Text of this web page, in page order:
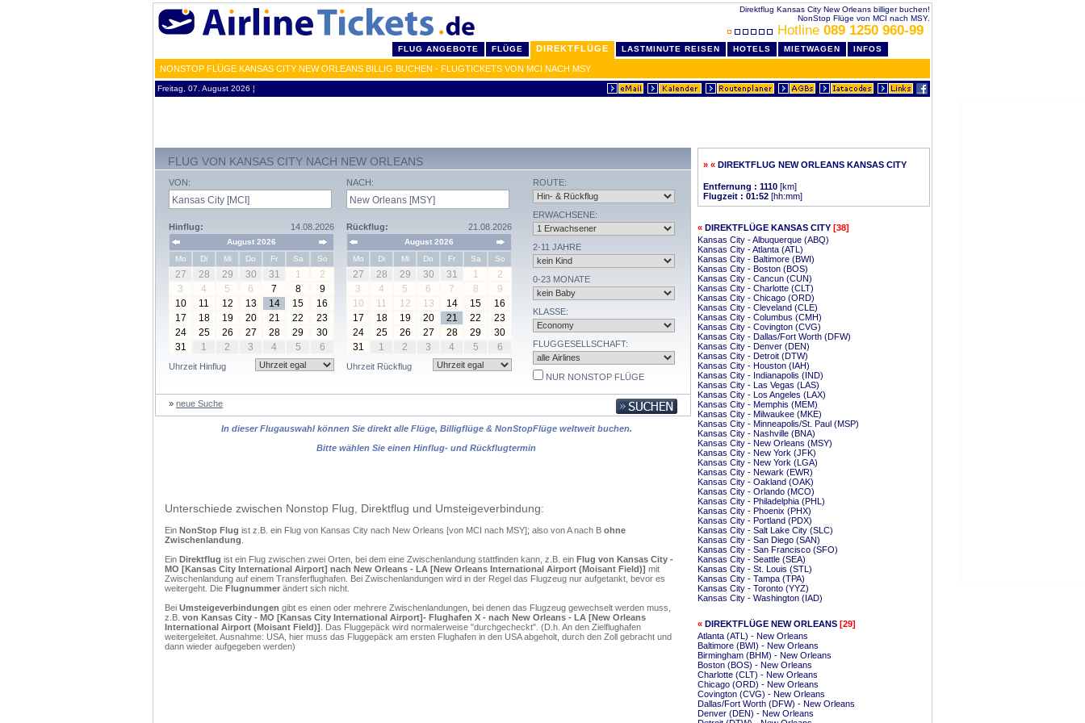
Direktflug Kansas City New Orleans billiger buchen!
NonStop Flüge von MCI nach MSY.
Hotline 089 1250 960-99
FLUG ANGEBOTE FLÜGE DIREKTFLÜGE LASTMINUTE REISEN HOTELS MIETWAGEN INFOS
NONSTOP FLÜGE KANSAS CITY NEW ORLEANS BILLIG BUCHEN - FLUGTICKETS VON MCI NACH MSY
Freitag, 07. August 2026 ¦
FLUG VON KANSAS CITY NACH NEW ORLEANS
VON:
Hinflug: 14.08.2026
August 2026
Mo
Di Mi Do Fr Sa So
27 28 29 30 31 1
2
3
4 5 6 7 8
9
10
11 12 13 14 15
16
17
18 19 20 21 22
23
24
25 26 27 28 29
30
31
1 2 3 4 5 6
Uhrzeit Hinflug
NACH:
Rückflug: 21.08.2026
August 2026
Mo
Di Mi Do Fr Sa So
27 28 29 30 31 1
2
3
4 5 6 7 8
9
10
11 12 13 14 15
16
17
18 19 20 21 22
23
24
25 26 27 28 29
30
31
1 2 3 4 5 6
Uhrzeit Rückflug
ROUTE:
ERWACHSENE:
2-11 JAHRE
0-23 MONATE
KLASSE:
FLUGGESELLSCHAFT:
NUR NONSTOP FLÜGE
» neue Suche
In dieser Flugauswahl können Sie direkt alle Flüge, Billigflüge & NonStopFlüge weltweit buchen.
Bitte wählen Sie einen Hinflug- und Rückflugtermin
Unterschiede zwischen Nonstop Flug, Direktflug und Umsteigeverbindung:
Ein NonStop Flug ist z.B. ein Flug von Kansas City nach New Orleans [von MCI nach MSY]; also von A nach B ohne
Zwischenlandung
Ein Direktflug ist ein Flug zwischen zwei Orten, bei dem eine Zwischenlandung stattfinden kann, z.B. ein Flug von Kansas City -
MO [Kansas City International Airport] nach New Orleans - LA [New Orleans International Airport (Moisant Field)] mit
Zwischenlandung auf einem Transferflughafen. Bei Zwischenlandungen wird in der Regel das Flugzeug nur aufgetankt, bevor es
weitergeht. Die Flugnummer ändert sich nicht.
Bei Umsteigeverbindungen gibt es einen oder mehrere Zwischenlandungen, bei denen das Flugzeug gewechselt werden muss,
z.B. von Kansas City - MO [Kansas City International Airport]- Flughafen X - nach New Orleans - LA [New Orleans
International Airport (Moisant Field)] . Das Fluggepäck wird normalerweise "durchgecheckt". (D.h. An den Zielflughafen
weitergeleitet. Ausnahme: USA, hier muss das Fluggepäck am ersten Flughafen in den USA abgeholt, durch den Zoll gebracht und
dann wieder aufgegeben werden)
» « DIREKTFLUG NEW ORLEANS KANSAS CITY
Entfernung : 1110 [km]
Flugzeit : 01:52 [hh:mm]
« DIREKTFLÜGE KANSAS CITY [38]
Kansas City - Albuquerque (ABQ)
Kansas City - Atlanta (ATL)
Kansas City - Baltimore (BWI)
Kansas City - Boston (BOS)
Kansas City - Cancun (CUN)
Kansas City - Charlotte (CLT)
Kansas City - Chicago (ORD)
Kansas City - Cleveland (CLE)
Kansas City - Columbus (CMH)
Kansas City - Covington (CVG)
Kansas City - Dallas/Fort Worth (DFW)
Kansas City - Denver (DEN)
Kansas City - Detroit (DTW)
Kansas City - Houston (IAH)
Kansas City - Indianapolis (IND)
Kansas City - Las Vegas (LAS)
Kansas City - Los Angeles (LAX)
Kansas City - Memphis (MEM)
Kansas City - Milwaukee (MKE)
Kansas City - Minneapolis/St. Paul (MSP)
Kansas City - Nashville (BNA)
Kansas City - New Orleans (MSY)
Kansas City - New York (JFK)
Kansas City - New York (LGA)
Kansas City - Newark (EWR)
Kansas City - Oakland (OAK)
Kansas City - Orlando (MCO)
Kansas City - Philadelphia (PHL)
Kansas City - Phoenix (PHX)
Kansas City - Portland (PDX)
Kansas City - Salt Lake City (SLC)
Kansas City - San Diego (SAN)
Kansas City - San Francisco (SFO)
Kansas City - Seattle (SEA)
Kansas City - St. Louis (STL)
Kansas City - Tampa (TPA)
Kansas City - Toronto (YYZ)
Kansas City - Washington (IAD)
« DIREKTFLÜGE NEW ORLEANS [29]
Atlanta (ATL) - New Orleans
Baltimore (BWI) - New Orleans
Birmingham (BHM) - New Orleans
Boston (BOS) - New Orleans
Charlotte (CLT) - New Orleans
Chicago (ORD) - New Orleans
Covington (CVG) - New Orleans
Dallas/Fort Worth (DFW) - New Orleans
Denver (DEN) - New Orleans